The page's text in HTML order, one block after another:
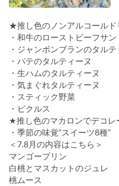
★推し色のノンアルコールド
・和牛のローストビーフサン
・ジャンボンブランのタルテ
・パテのタルティーヌ
・生ハムのタルティーヌ
・気まぐれタルティーヌ
・スティック野菜
・ピクルス
★推し色のマカロンでデコレ
・季節の味覚“スイーツ8種”
＜7.8月の内容はこちら＞
マンゴープリン
白桃とマスカットのジュレ
桃ムース